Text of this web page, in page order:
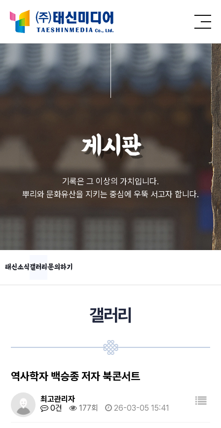
게시판
기록은 그 이상의 가치입니다.
뿌리와 문화유산을 지키는 중심에 우뚝 서고자 합니다.
태신소식갤러리문의하기
갤러리
역사학자 백승종 저자 북콘서트
최고관리자
0건
177회 26-03-05 15:41